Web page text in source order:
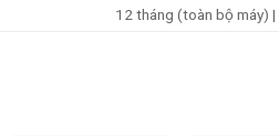
12 tháng (toàn bộ máy)